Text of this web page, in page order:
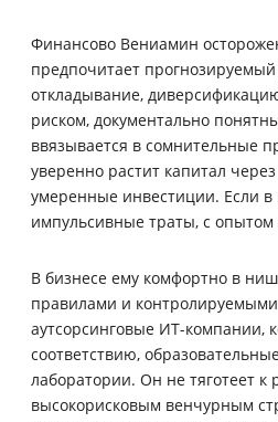
Финансово Вениамин
предпочитает
откладывание,
риском, документально
ввязывается в сомнительные
уверенно растит капитал
умеренные инвестиции. Если в
импульсивные траты, с опытом
В бизнесе ему комфортно в
правилами и
аутсорсинговые ИТ-компании,
соответствию,
лаборатории. Он не тяготеет к
высокорисковым венчурным